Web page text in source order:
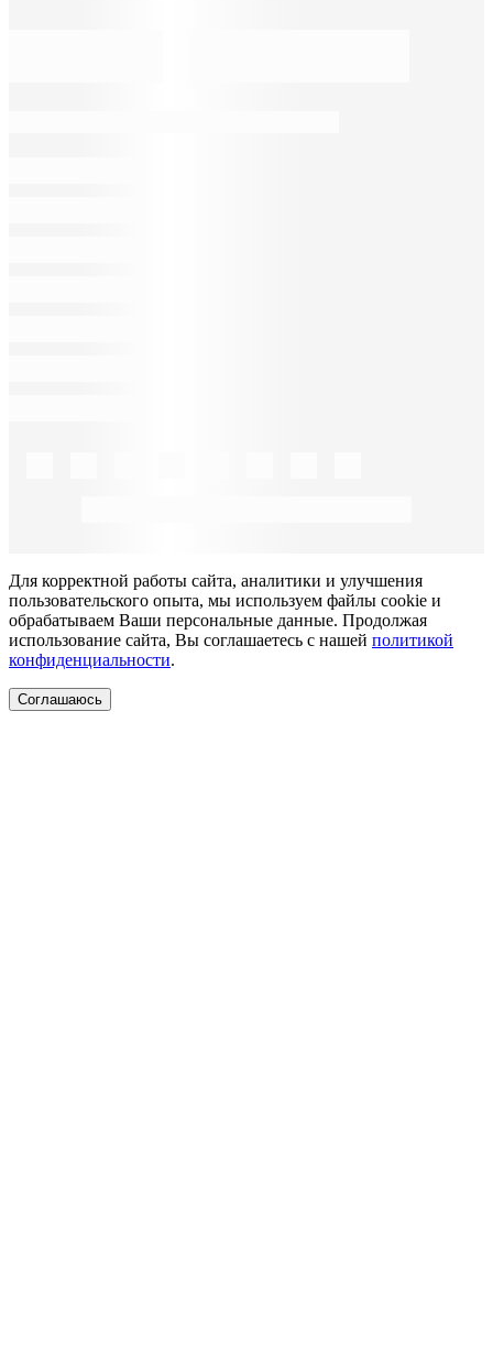
Для корректной работы сайта, аналитики и улучшения
пользовательского опыта, мы используем файлы cookie и
обрабатываем Ваши персональные данные. Продолжая
использование сайта, Вы соглашаетесь с нашей политикой
конфиденциальности.
Соглашаюсь